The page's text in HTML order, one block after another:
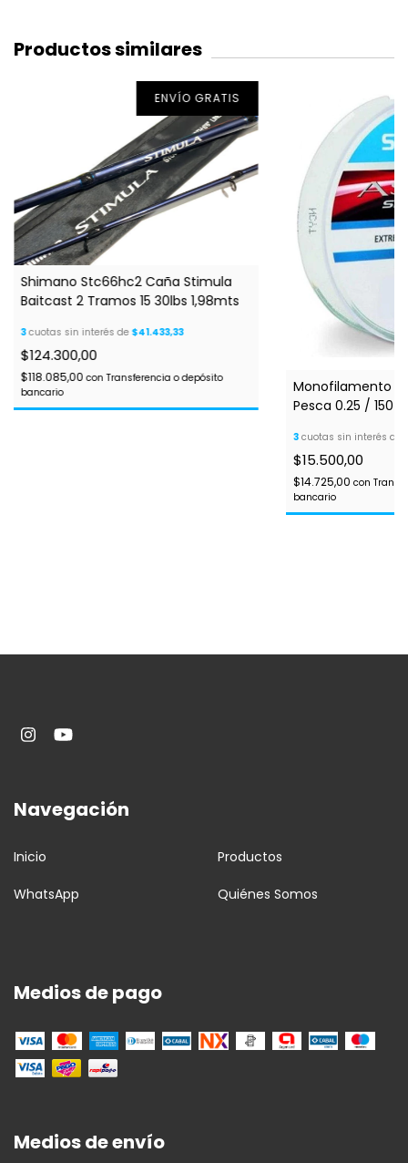
Productos similares
ENVÍO GRATIS
Shimano Stc66hc2 Caña Stimula
Baitcast 2 Tramos 15 30lbs 1,98mts
3cuotas sin interés de$41.433,33
$124.300,00
$118.085,00con Transferencia o depósito
bancario
Monofilamento
Pesca 0.25 / 150
3cuotas sin interés de
$15.500,00
$14.725,00 con
bancario
Navegación
Inicio Productos
WhatsApp Quiénes Somos
Medios de pago
Medios de envío